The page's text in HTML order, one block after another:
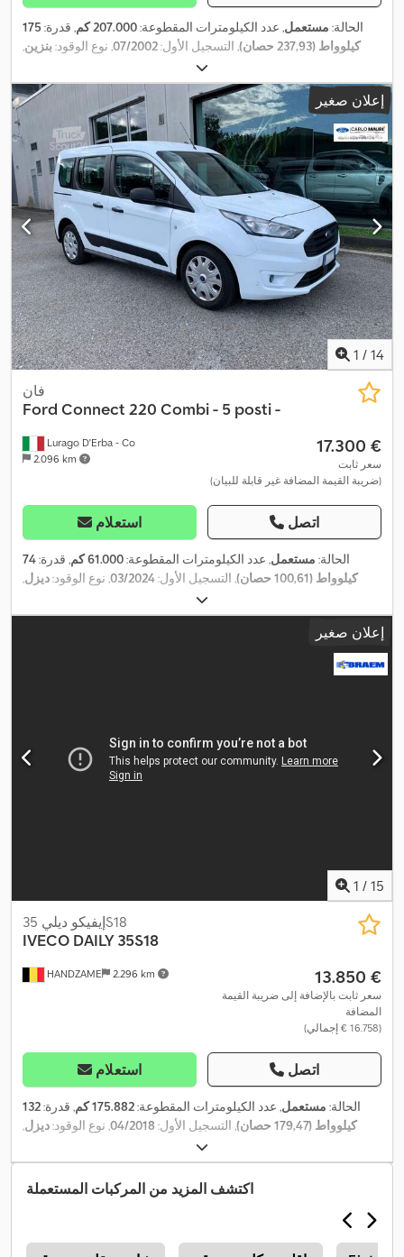
الحالة: مستعمل, عدد الكيلومترات المقطوعة:207.000 كم , قدرة: 175
كيلوواط (237,93 حصان)
, التسجيل الأول:07/2002, نوع الوقود:بنزين,
, لون:
الانبعاثات:يورو 4 , عدد المقاعد:3 ,
إعلان صغير
1 / 14
Lurago D'Erba - Co
2.096 km
فان
Ford Connect 220 Combi - 5 posti -
‏17.300 €
سعر ثابت
(ضريبة القيمة المضافة غير قابلة للبيان)
استعلام اتصل
الحالة: مستعمل, عدد الكيلومترات المقطوعة:61.000 كم , قدرة:74
كيلوواط (100,61 حصان)
, التسجيل الأول:03/2024 , نوع الوقود:ديزل
أبيض, نوع التروس:ميكانيكي, فئة الانبعاثات:يورو 6 , عدد المقاعد:5, سنة
إعلان صغير
1 / 15
HANDZAME 2.296 km
إيفيكو ديلي 35S18
IVECO DAILY 35S18
‏13.850 €
سعر ثابت بالإضافة إلى ضريبة القيمة
المضافة
(‏16.758 € إجمالي)
استعلام اتصل
الحالة: مستعمل, عدد الكيلومترات المقطوعة:175.882 كم , قدرة:132
كيلوواط (179,47 حصان)
, التسجيل الأول: 04/2018, نوع الوقود:ديزل,
, تكوين المحور:
مم, وقود:ديزل, لون:أسود, نوع التروس:تلقائي, فئة الانبعاثات:يورو 6 ,
, سنة الصنع: 2018
تكييف الهواء, تنظيم النوافذ
الكهربائي, وصلات المقطورة
اكتشف المزيد من المركبات المستعملة